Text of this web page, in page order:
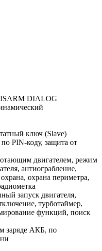
DIALOG
ключ (Slave)
PIN-коду, защита от
двигателем, режим
антиограбление,
охрана периметра,
запуск двигателя,
турботаймер,
функций, поиск
заряде АКБ, по